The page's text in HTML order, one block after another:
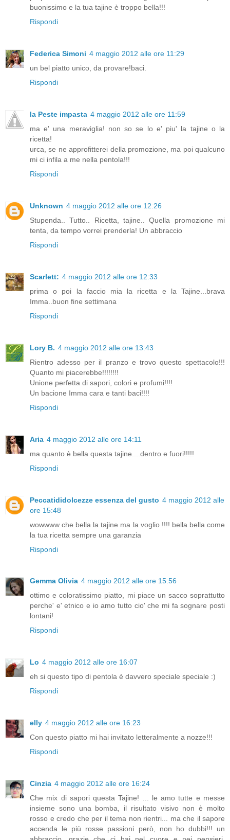
buonissimo e la tua tajine è troppo bella!!!
Rispondi
Federica Simoni 4 maggio 2012 alle ore 11:29
un bel piatto unico, da provare!baci.
Rispondi
la Peste impasta 4 maggio 2012 alle ore 11:59
ma e' una meraviglia! non so se lo e' piu' la tajine o la
ricetta!
urca, se ne approfitterei della promozione, ma poi qualcuno
mi ci infila a me nella pentola!!!
Rispondi
Unknown 4 maggio 2012 alle ore 12:26
Stupenda.. Tutto.. Ricetta, tajine.. Quella promozione mi
tenta, da tempo vorrei prenderla! Un abbraccio
Rispondi
Scarlett: 4 maggio 2012 alle ore 12:33
prima o poi la faccio mia la ricetta e la Tajine...brava
Imma..buon fine settimana
Rispondi
Lory B. 4 maggio 2012 alle ore 13:43
Rientro adesso per il pranzo e trovo questo spettacolo!!!
Quanto mi piacerebbe!!!!!!!!
Unione perfetta di sapori, colori e profumi!!!!
Un bacione Imma cara e tanti baci!!!!
Rispondi
Aria 4 maggio 2012 alle ore 14:11
ma quanto è bella questa tajine....dentro e fuori!!!!!
Rispondi
Peccatididolcezze essenza del gusto 4 maggio 2012 alle
ore 15:48
wowwww che bella la tajine ma la voglio !!!! bella bella come
la tua ricetta sempre una garanzia
Rispondi
Gemma Olivia 4 maggio 2012 alle ore 15:56
ottimo e coloratissimo piatto, mi piace un sacco soprattutto
perche' e' etnico e io amo tutto cio' che mi fa sognare posti
lontani!
Rispondi
Lo 4 maggio 2012 alle ore 16:07
eh si questo tipo di pentola è davvero speciale speciale :)
Rispondi
elly 4 maggio 2012 alle ore 16:23
Con questo piatto mi hai invitato letteralmente a nozze!!!
Rispondi
Cinzia 4 maggio 2012 alle ore 16:24
Che mix di sapori questa Tajine! ... le amo tutte e messe
insieme sono una bomba, il risultato visivo non è molto
rosso e credo che per il tema non rientri... ma che il sapore
accenda le più rosse passioni però, non ho dubbi!!! un